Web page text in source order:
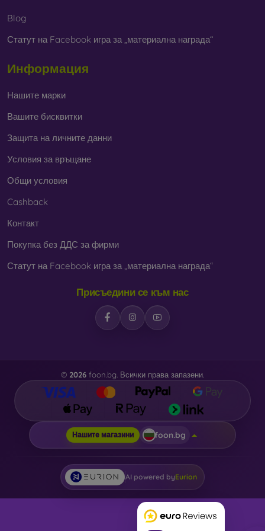
Blog
Статут на Facebook игра за „материална награда“
Информация
Нашите марки
Вашите бисквитки
Защита на личните данни
Условия за връщане
Общи условия
Cashback
Контакт
Покупка без ДДС за фирми
Статут на Facebook игра за „материална награда“
Присъедини се към нас
© 2026 foon.bg. Всички права запазени.
Нашите магазини foon.bg
AI powered byEurion